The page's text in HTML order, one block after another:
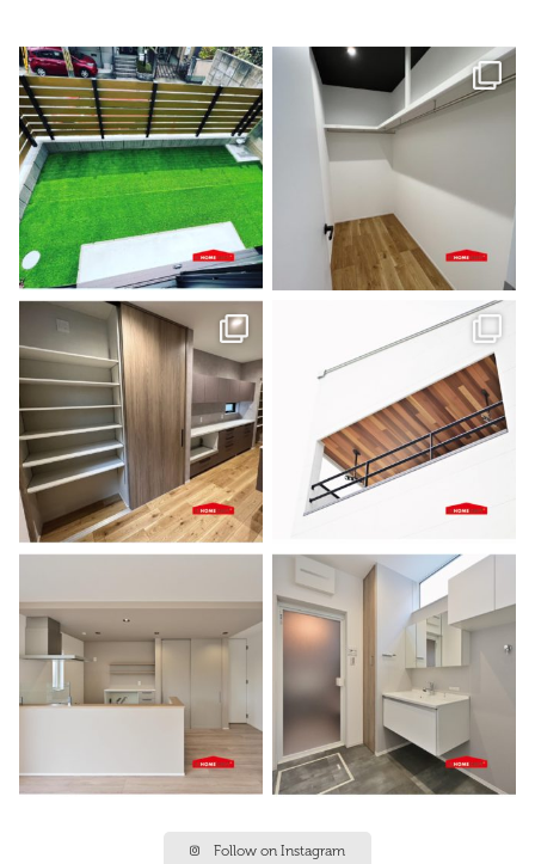
Follow on Instagram